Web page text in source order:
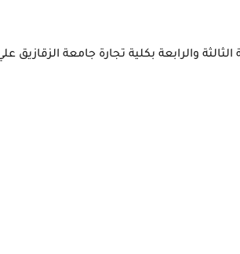
الثالثة والرابعة بكلية تجارة جامعة